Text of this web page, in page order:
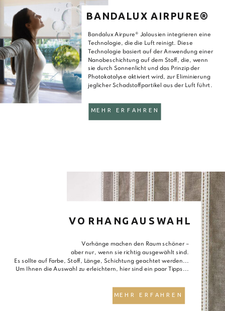
MEHR ERFAHREN
BANDALUX AIRPURE®
Bandalux Airpure® Jalousien integrieren eine
Technologie, die die Luft reinigt. Diese
Technologie basiert auf der Anwendung einer
Nanobeschichtung auf dem Stoff, die, wenn
sie durch Sonnenlicht und das Prinzip der
Photokatalyse aktiviert wird, zur Eliminierung
jeglicher Schadstoffpartikel aus der Luft führt.
Vorhänge machen den Raum schöner –
aber nur, wenn sie richtig ausgewählt sind.
Es sollte auf Farbe, Stoff, Länge, Schichtung geachtet werden...
Um Ihnen die Auswahl zu erleichtern, hier sind ein paar Tipps...
VORHANGAUSWAHL
MEHR ERFAHREN